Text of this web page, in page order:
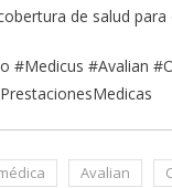
de salud
#Medicus #Avalian
Avalian